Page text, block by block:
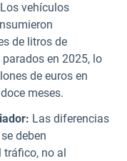
Los vehículos
de litros de
en 2025, lo
de euros en
meses.
Las diferencias
deben
no al